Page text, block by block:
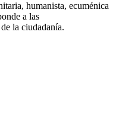
humanista, ecuménica
a las
la ciudadanía.